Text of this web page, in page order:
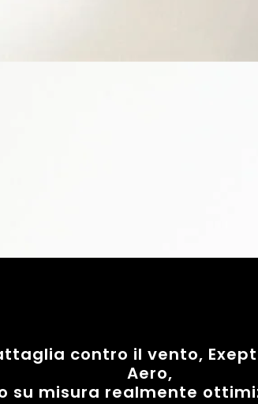
contro il vento,
Aero,
su misura realmente